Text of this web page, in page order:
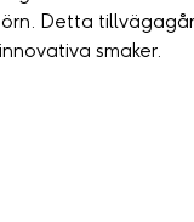
Detta
smaker.